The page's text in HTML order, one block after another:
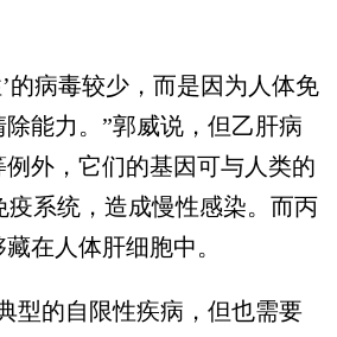
病毒较少，而是因为人体免
能力。”郭威说，但乙肝病
外，它们的基因可与人类的
疫系统，造成慢性感染。而丙
在人体肝细胞中。
的自限性疾病，但也需要